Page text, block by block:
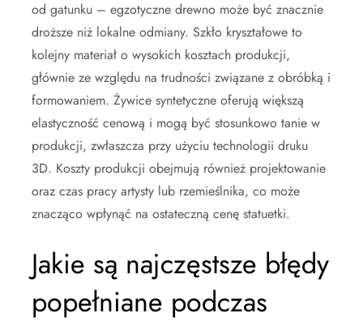
od gatunku – egzotyczne drewno może być znacznie
droższe niż lokalne odmiany. Szkło kryształowe to
kolejny materiał o wysokich kosztach produkcji,
głównie ze względu na trudności związane z obróbką i
formowaniem. Żywice syntetyczne oferują większą
elastyczność cenową i mogą być stosunkowo tanie w
produkcji, zwłaszcza przy użyciu technologii druku
3D. Koszty produkcji obejmują również projektowanie
oraz czas pracy artysty lub rzemieślnika, co może
znacząco wpłynąć na ostateczną cenę statuetki.
Jakie są najczęstsze błędy
popełniane podczas